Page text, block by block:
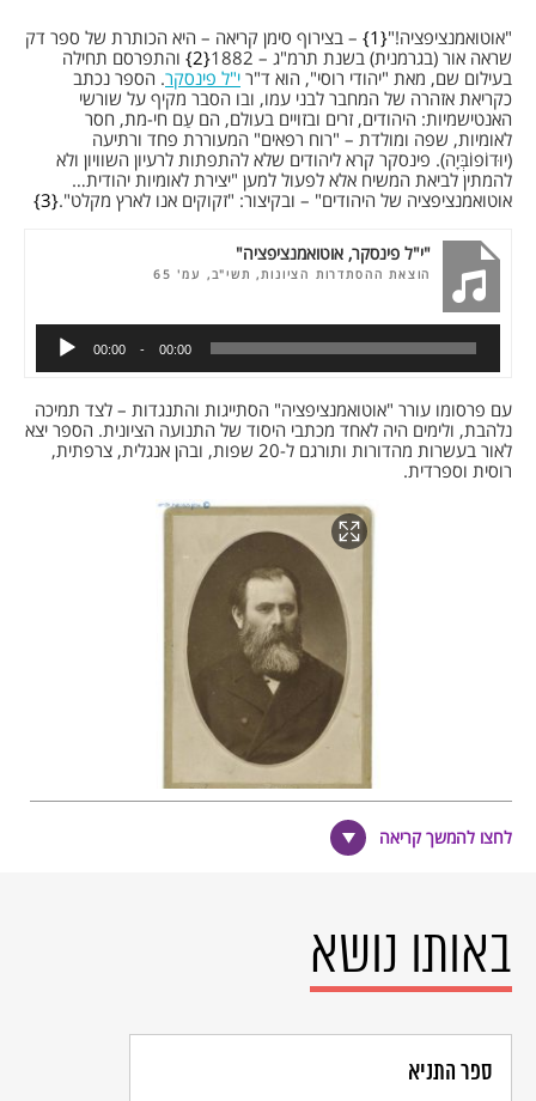
"אוטואמנציפציה!" 1 – בצירוף סימן קריאה – היא הכותרת של ספר דק
שראה אור (בגרמנית) בשנת תרמ"ג – 1882
2 והתפרסם תחילה
בעילום שם, מאת "יהודי רוסי", הוא ד"ר י"ל פינסקר. הספר נכתב
כקריאת אזהרה של המחבר לבני עמו, ובו הסבר מקיף על שורשי
האנטישמיות: היהודים, זרים ובזויים בעולם, הם עַם חי-מת, חסר
לאומיות, שפה ומולדת – "רוח רפאים" המעוררת פחד ורתיעה
(יוּדוֹפוֹבְּיָה). פינסקר קרא ליהודים שלא להתפתות לרעיון השוויון ולא
להמתין לביאת המשיח אלא לפעול למען "יצירת לאומיות יהודית…
אוטואמנציפציה של היהודים" – ובקיצור: "זקוקים אנו לארץ מקלט". 3
"י"ל פינסקר, אוטואמנציפציה"
הוצאת ההסתדרות הציונות, תשי"ב, עמ' 65
00:00
00:00
עם פרסומו עורר "אוטואמנציפציה" הסתייגות והתנגדות – לצד תמיכה
נלהבת, ולימים היה לאחד מכתבי היסוד של התנועה הציונית. הספר יצא
לאור בעשרות מהדורות ותורגם ל-20 שפות, ובהן אנגלית, צרפתית,
רוסית וספרדית.
יהודה לייב פינסקר. © אוסף שבדרון
מעט יוצרים: אוטואמנציפציה
לחצו להמשך קריאה
באותו נושא
ספר התניא